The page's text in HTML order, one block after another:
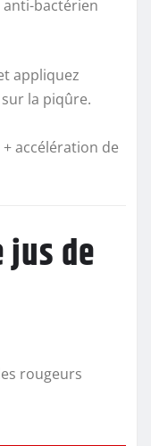
anti-bactérien
appliquez
la piqûre.
accélération de
de
rougeurs